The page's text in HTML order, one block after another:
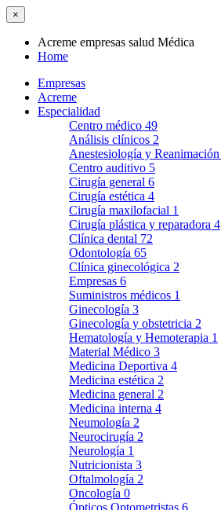
×
Acreme empresas salud Médica
Home
Empresas
Acreme
Especialidad
Centro médico 49
Análisis clínicos 2
Anestesiología y Reanimación
Centro auditivo 5
Cirugía general 6
Cirugía estética 4
Cirugía maxilofacial 1
Cirugía plástica y reparadora 4
Clínica dental 72
Odontología 65
Clínica ginecológica 2
Empresas 6
Suministros médicos 1
Ginecología 3
Ginecología y obstetricia 2
Hematología y Hemoterapia 1
Material Médico 3
Medicina Deportiva 4
Medicina estética 2
Medicina general 2
Medicina interna 4
Neumología 2
Neurocirugía 2
Neurología 1
Nutricionista 3
Oftalmología 2
Oncología 0
Ópticos Optometristas 6